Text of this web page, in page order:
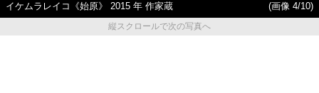
イケムラレイコ《始原》 2015 年 作家蔵
(画像 4/10)
縦スクロールで次の写真へ